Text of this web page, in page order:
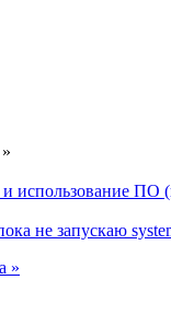
»
использование ПО
не запускаю
»